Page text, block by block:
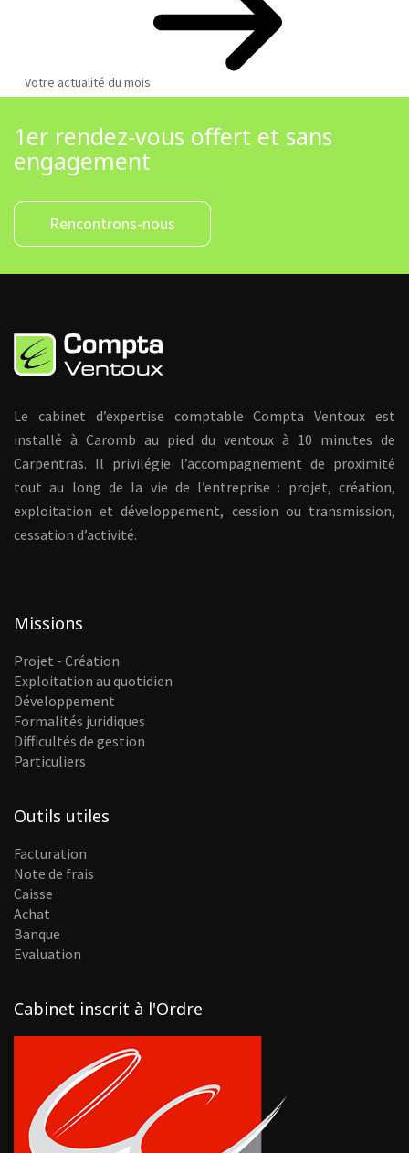
Votre actualité du mois
1er rendez-vous offert et sans
engagement
Rencontrons-nous
Le cabinet d’expertise comptable Compta Ventoux est
installé à Caromb au pied du ventoux à 10 minutes de
Carpentras. Il privilégie l’accompagnement de proximité
tout au long de la vie de l’entreprise : projet, création,
exploitation et développement, cession ou transmission,
cessation d’activité.
Missions
Projet - Création
Exploitation au quotidien
Développement
Formalités juridiques
Difficultés de gestion
Particuliers
Outils utiles
Facturation
Note de frais
Caisse
Achat
Banque
Evaluation
Cabinet inscrit à l'Ordre